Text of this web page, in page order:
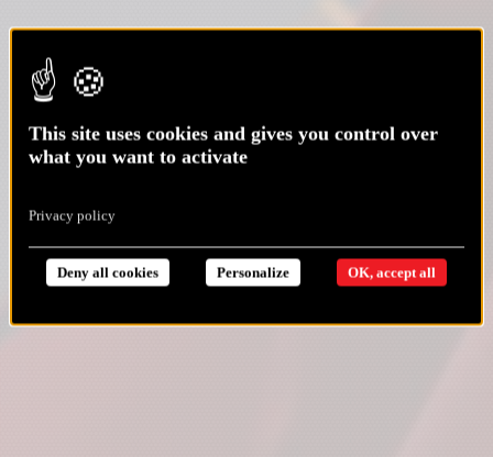
This site uses cookies and gives you control over
what you want to activate
OK, accept all
Deny all cookies Personalize
Privacy policy